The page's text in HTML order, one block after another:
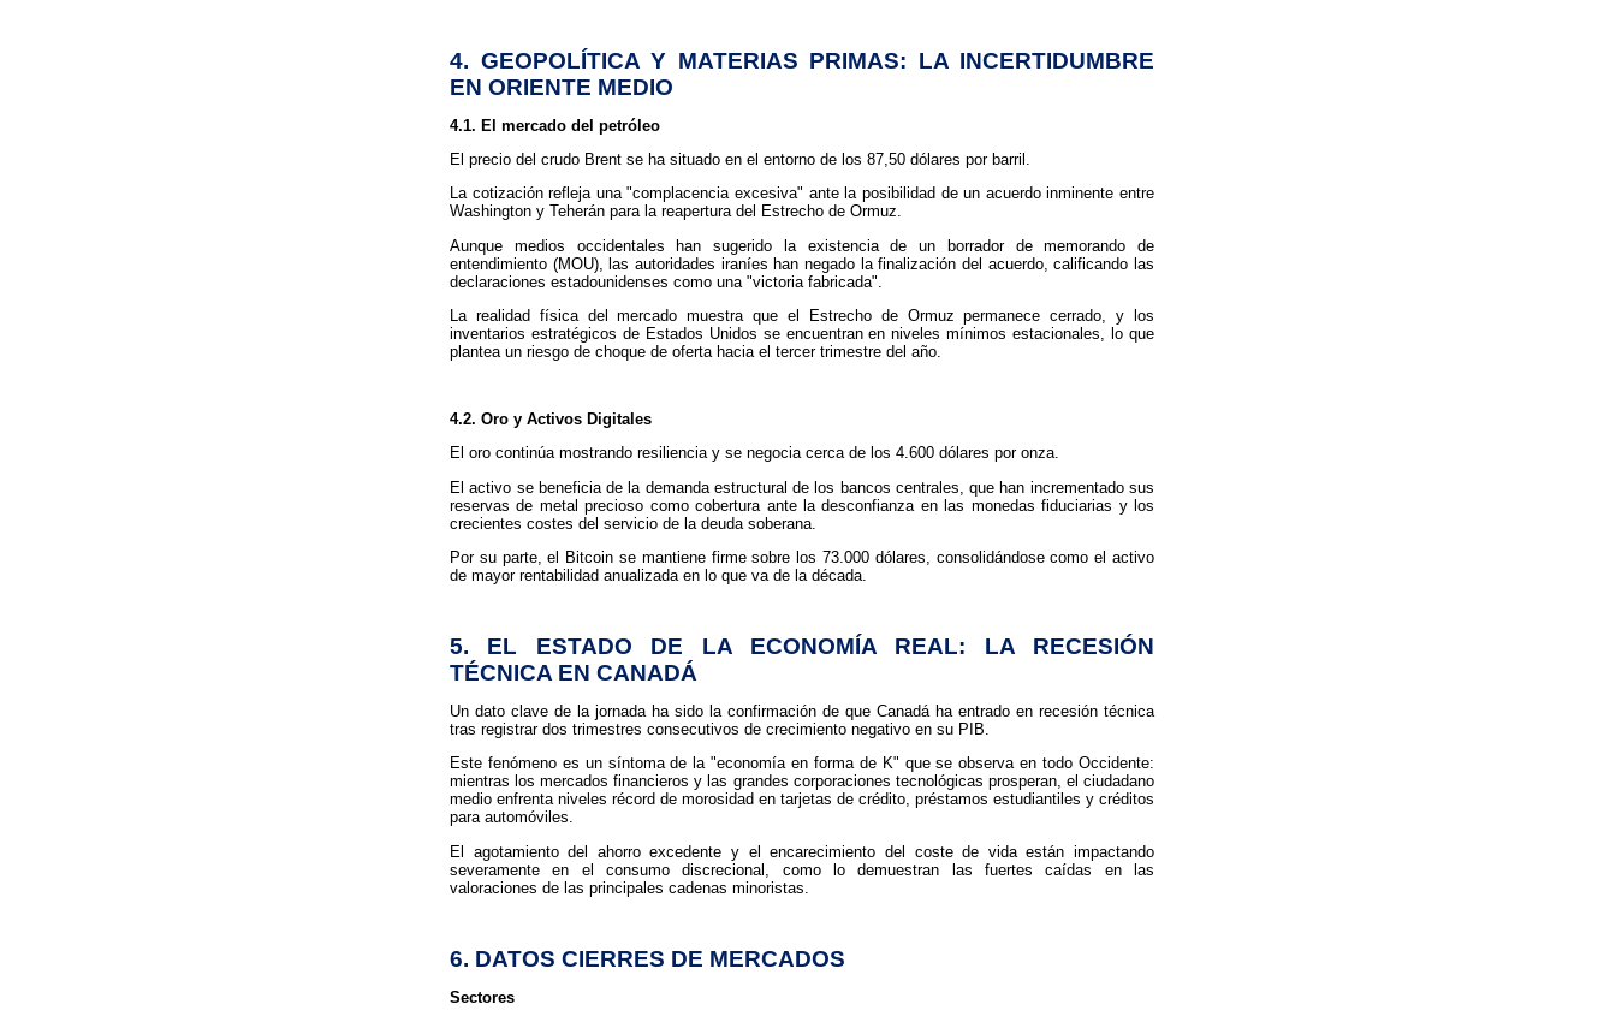
4. GEOPOLÍTICA Y MATERIAS PRIMAS: LA INCERTIDUMBRE
EN ORIENTE MEDIO
4.1. El mercado del petróleo
El precio del crudo Brent se ha situado en el entorno de los 87,50 dólares por barril.
La cotización refleja una "complacencia excesiva" ante la posibilidad de un acuerdo inminente entre
Washington y Teherán para la reapertura del Estrecho de Ormuz.
Aunque medios occidentales han sugerido la existencia de un borrador de memorando de
entendimiento (MOU), las autoridades iraníes han negado la finalización del acuerdo, calificando las
declaraciones estadounidenses como una "victoria fabricada".
La realidad física del mercado muestra que el Estrecho de Ormuz permanece cerrado, y los
inventarios estratégicos de Estados Unidos se encuentran en niveles mínimos estacionales, lo que
plantea un riesgo de choque de oferta hacia el tercer trimestre del año.
4.2. Oro y Activos Digitales
El oro continúa mostrando resiliencia y se negocia cerca de los 4.600 dólares por onza.
El activo se beneficia de la demanda estructural de los bancos centrales, que han incrementado sus
reservas de metal precioso como cobertura ante la desconfianza en las monedas fiduciarias y los
crecientes costes del servicio de la deuda soberana.
Por su parte, el Bitcoin se mantiene firme sobre los 73.000 dólares, consolidándose como el activo
de mayor rentabilidad anualizada en lo que va de la década.
5. EL ESTADO DE LA ECONOMÍA REAL: LA RECESIÓN
TÉCNICA EN CANADÁ
Un dato clave de la jornada ha sido la confirmación de que Canadá ha entrado en recesión técnica
tras registrar dos trimestres consecutivos de crecimiento negativo en su PIB.
Este fenómeno es un síntoma de la "economía en forma de K" que se observa en todo Occidente:
mientras los mercados financieros y las grandes corporaciones tecnológicas prosperan, el ciudadano
medio enfrenta niveles récord de morosidad en tarjetas de crédito, préstamos estudiantiles y créditos
para automóviles.
El agotamiento del ahorro excedente y el encarecimiento del coste de vida están impactando
severamente en el consumo discrecional, como lo demuestran las fuertes caídas en las
valoraciones de las principales cadenas minoristas.
6. DATOS CIERRES DE MERCADOS
Sectores